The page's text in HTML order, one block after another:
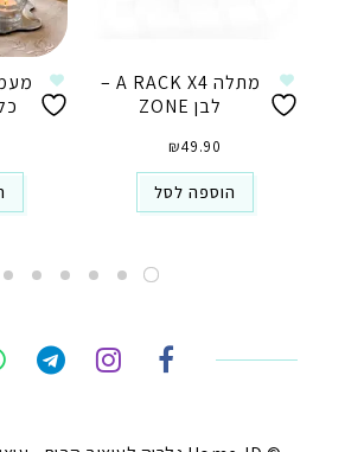
מתלה A RACK X4 –
לבן ZONE
₪49.90
הוספה לסל